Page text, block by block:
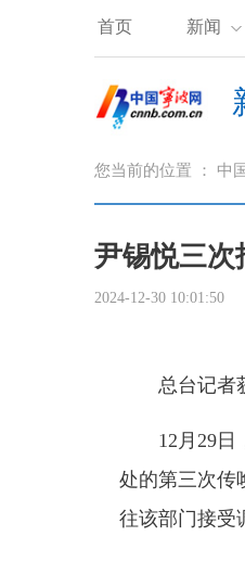
首页 新闻
您当前的位置 ： 中
尹锡悦三次
2024-12-30 10:01:50
总台记者获
12月29日，
处的第三次传
往该部门接受